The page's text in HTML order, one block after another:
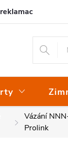
Vázání
Prolink